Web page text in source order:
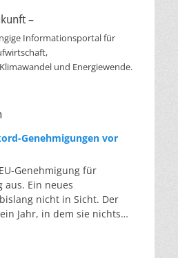
–
Informationsportal für
und Energiewende.
Genehmigungen vor
Genehmigung für
aus. Ein neues
nicht in Sicht. Der
Jahr, in dem sie nichts